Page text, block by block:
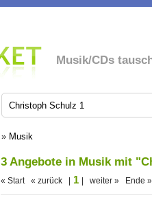
Musik/CDs
» Musik
3 Angebote in Musik mit
« Start « zurück | 1 | weiter » Ende »